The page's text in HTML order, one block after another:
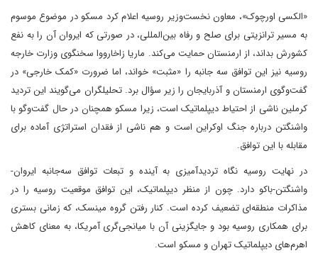
«الکسی اورچوک»، معاون نخست‌وزیر روسیه اعلام کرد مسکو در موضوع موسوم
به مسیر ترانزیتی برای صلح و رفاه بین‌المللی، در صورتی که ایروان آن را به نفع
کشورش بداند، از ارمنستان حمایت می‌کند. ماریا زاخارووا سخنگوی وزارت خارجه
روسیه نیز این توافق سه جانبه را «مثبت» خواند، اما ضرورت «کمک خارجی» در
گفت‌وگوی ارمنستان و آذربایجان را زیر سؤال برد. تحلیلگران می‌گویند این تردید
کرملین ناشی از احتیاط دیپلماتیک است، زیرا مسکو همچنان در حال گفت‌وگو با
واشنگتن درباره جنگ اوکراین است و هم ناشی از فقدان استراتژی آماده برای
مقابله با این توافق.
در نهایت روسیه نگاه تردیدآمیزی به آینده و تبعات توافق سه‌جانبه ایروان-
واشنگتن-باکو دارد. چون از منظر دیپلماتیک، این توافق موقعیت روسیه را در
مذاکرات منطقه‌ای تضعیف کرده است. کنار رفتن گروه مینسک، که زمانی بستری
برای همکاری روسیه بود و جایگزینی آن با میانجی‌گری آمریکا، به معنای کاهش
اهرم‌های دیپلماتیک تهران و مسکو است.